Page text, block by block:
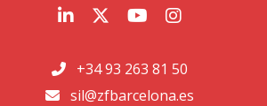
+34 93 263 81 50
sil@zfbarcelona.es